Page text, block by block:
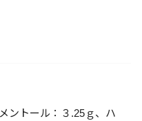
ントール：３.25ｇ、ハ